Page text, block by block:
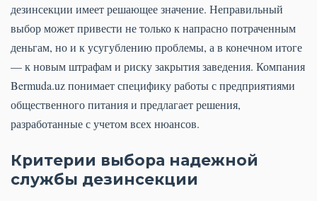
дезинсекции имеет решающее значение. Неправильный
выбор может привести не только к напрасно потраченным
деньгам, но и к усугублению проблемы, а в конечном итоге
— к новым штрафам и риску закрытия заведения. Компания
Bermuda.uz понимает специфику работы с предприятиями
общественного питания и предлагает решения,
разработанные с учетом всех нюансов.
Критерии выбора надежной
службы дезинсекции